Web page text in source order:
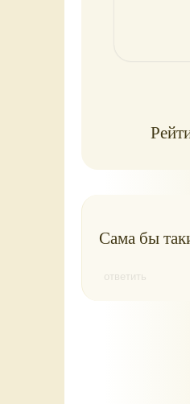
Сама бы
ответить